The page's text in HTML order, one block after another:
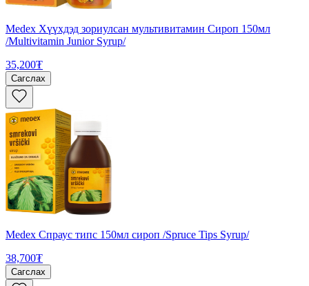
Medex Хүүхдэд зориулсан мультивитамин Сироп 150мл
/Multivitamin Junior Syrup/
35,200₮
Сагслах
Medex Спраус типс 150мл сироп /Spruce Tips Syrup/
38,700₮
Сагслах